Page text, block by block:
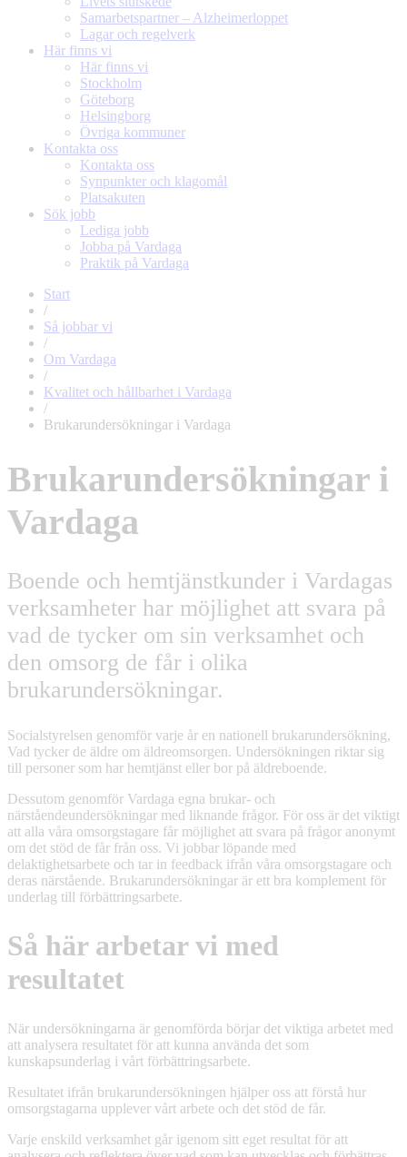
Samarbetspartner – Alzheimerloppet
Lagar och regelverk
Här finns vi
Här finns vi
Stockholm
Göteborg
Helsingborg
Övriga kommuner
Kontakta oss
Kontakta oss
Synpunkter och klagomål
Platsakuten
Sök jobb
Lediga jobb
Jobba på Vardaga
Praktik på Vardaga
Start
/
Så jobbar vi
/
Om Vardaga
/
Kvalitet och hållbarhet i Vardaga
/
Brukarundersökningar i Vardaga
Brukarundersökningar i
Vardaga
Boende och hemtjänstkunder i Vardagas
verksamheter har möjlighet att svara på
vad de tycker om sin verksamhet och
den omsorg de får i olika
brukarundersökningar.
Socialstyrelsen genomför varje år en nationell brukarundersökning,
Vad tycker de äldre om äldreomsorgen. Undersökningen riktar sig
till personer som har hemtjänst eller bor på äldreboende.
Dessutom genomför Vardaga egna brukar- och
närståendeundersökningar med liknande frågor. För oss är det viktigt
att alla våra omsorgstagare får möjlighet att svara på frågor anonymt
om det stöd de får från oss. Vi jobbar löpande med
delaktighetsarbete och tar in feedback ifrån våra omsorgstagare och
deras närstående. Brukarundersökningar är ett bra komplement för
underlag till förbättringsarbete.
Så här arbetar vi med
resultatet
När undersökningarna är genomförda börjar det viktiga arbetet med
att analysera resultatet för att kunna använda det som
kunskapsunderlag i vårt förbättringsarbete.
Resultatet ifrån brukarundersökningen hjälper oss att förstå hur
omsorgstagarna upplever vårt arbete och det stöd de får.
Varje enskild verksamhet går igenom sitt eget resultat för att